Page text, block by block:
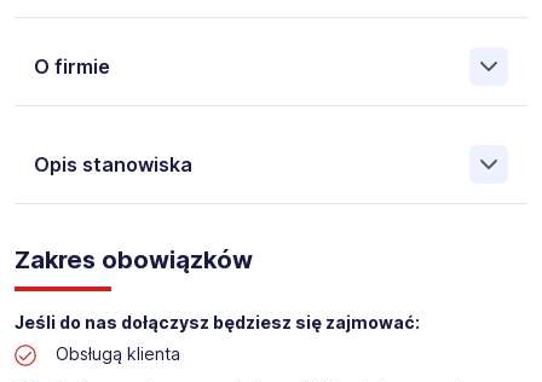
O firmie
Opis stanowiska
Pośrednictwa Pracy i Doradztwa Personalnego Work &
Profit jest obecnie jedną z największych niezależnych
polskich agencji zatrudnienia. W ciągu wielu lat naszej
działalności daliśmy pracę przeszło 50 000 pracowników
w całym kraju. Skutecznie znajdujemy pracowników dla
największych firm, jak również małych rodzinnych
Zakres obowiązków
Jeśli do nas dołączysz będziesz się zajmować:
Obsługą klienta